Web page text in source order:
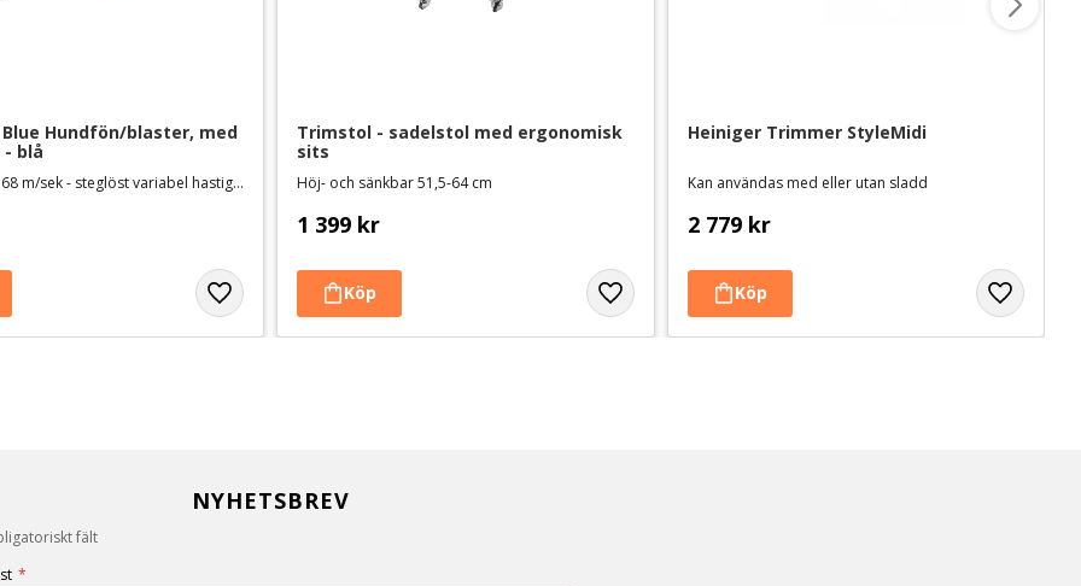
Blue Hundfön/blaster, med
blå
Maxhastighet 68 m/sek - steglöst variabel hastighet och tillsatt värme
Trimstol - sadelstol med ergonomisk
sits
Höj- och sänkbar 51,5-64 cm
1 399 kr
Heiniger Trimmer StyleMidi
Kan användas med eller utan sladd
2 779 kr
NYHETSBREV
fält
*